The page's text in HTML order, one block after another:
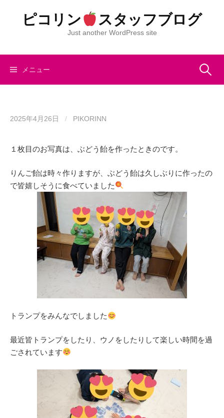
ツ
ピコリン スタッフブログ
Just another WordPress site
メニュー 検
2025年4月26日 / PIKORINN
１枚目のお写真は、ぶどう飴を作ったときのです。
りんご飴は時々作りますが、ぶどう飴は久しぶりに作ったの
で皆嬉しそうに食べていました
トランプをみんなでしました
最近皆トランプをしたり、ウノをしたりして楽しい時間を過
ごされています